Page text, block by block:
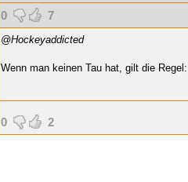
0 7
@Hockeyaddicted
Wenn man keinen Tau hat, gilt die
0 2